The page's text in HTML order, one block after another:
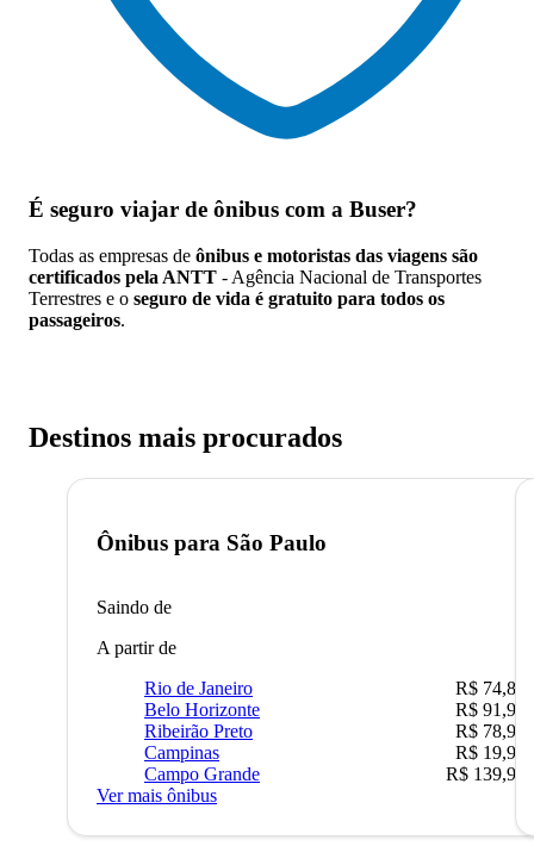
É seguro viajar de ônibus com a Buser?
Todas as empresas de ônibus e motoristas das viagens são
certificados pela ANTT - Agência Nacional de Transportes
Terrestres e o seguro de vida é gratuito para todos os
passageiros.
Destinos mais procurados
Ônibus para São Paulo
Saindo de
A partir de
Rio de Janeiro
R$ 74,80
Belo Horizonte
R$ 91,90
Ribeirão Preto
R$ 78,90
Campinas
R$ 19,90
Campo Grande
R$ 139,90
Ver mais ônibus